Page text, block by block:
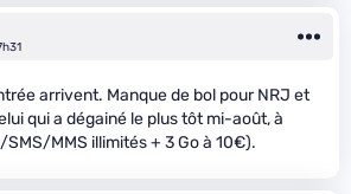
arrivent. Manque de bol pour NRJ et
qui a dégainé le plus tôt mi-août, à
MMS illimités + 3 Go à 10€).